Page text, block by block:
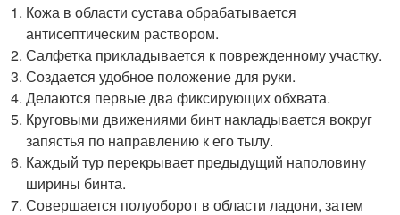
Кожа в области сустава обрабатывается
антисептическим раствором.
Салфетка прикладывается к поврежденному участку.
Создается удобное положение для руки.
Делаются первые два фиксирующих обхвата.
Круговыми движениями бинт накладывается вокруг
запястья по направлению к его тылу.
Каждый тур перекрывает предыдущий наполовину
ширины бинта.
Совершается полуоборот в области ладони, затем